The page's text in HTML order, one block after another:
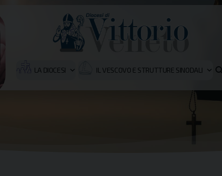
LA DIOCESI IL VESCOVO E STRUTTURE SINODALI